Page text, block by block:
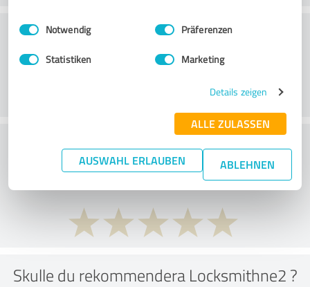
Impressum Datenschutzbestimmungen
Einwilligungsauswahl
Notwendig Präferenzen
Statistiken Marketing
Details zeigen
ALLE ZULASSEN
AUSWAHL ERLAUBEN ABLEHNEN
Kundservice
What do you think of the price to
performance ratio?
Skulle du rekommendera Locksmithne2 ?